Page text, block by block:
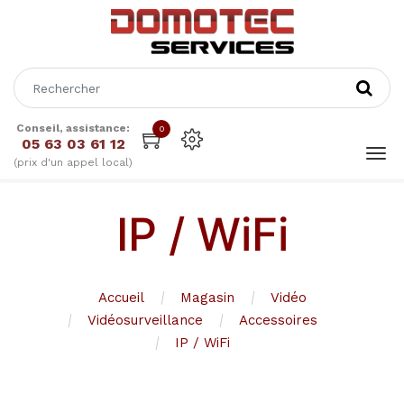
Conseil, assistance:
05 63 03 61 12
(prix d'un appel local)
0
IP / WiFi
Accueil Magasin
Vidéo
Vidéosurveillance
Accessoires
IP / WiFi